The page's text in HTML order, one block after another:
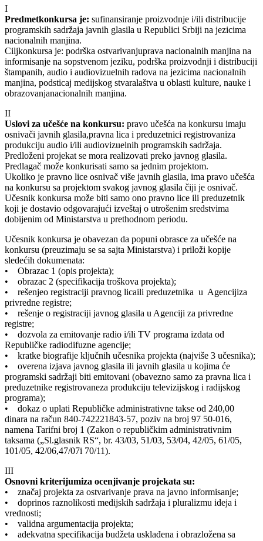
I
Predmetkonkursa je: sufinansiranje proizvodnje i/ili distribucije
programskih sadržaja javnih glasila u Republici Srbiji na jezicima
nacionalnih manjina.
Ciljkonkursa je: podrška ostvarivanjuprava nacionalnih manjina na
informisanje na sopstvenom jeziku, podrška proizvodnji i distribuciji
štampanih, audio i audiovizuelnih radova na jezicima nacionalnih
manjina, podsticaj medijskog stvaralaštva u oblasti kulture, nauke i
obrazovanjanacionalnih manjina.
II
Uslovi za učešće na konkursu: pravo učešća na konkursu imaju
osnivači javnih glasila,pravna lica i preduzetnici registrovaniza
produkciju audio i/ili audiovizuelnih programskih sadržaja.
Predloženi projekat se mora realizovati preko javnog glasila.
Predlagač može konkurisati samo sa jednim projektom.
Ukoliko je pravno lice osnivač više javnih glasila, ima pravo učešća
na konkursu sa projektom svakog javnog glasila čiji je osnivač.
Učesnik konkursa može biti samo ono pravno lice ili preduzetnik
koji je dostavio odgovarajući izveštaj o utrošenim sredstvima
dobijenim od Ministarstva u prethodnom periodu.
Učesnik konkursa je obavezan da popuni obrasce za učešće na
konkursu (preuzimaju se sa sajta Ministarstva) i priloži kopije
sledećih dokumenata:
• Obrazac 1 (opis projekta);
• obrazac 2 (specifikacija troškova projekta);
• rešenjeo registraciji pravnog licaili preduzetnika u Agencijiza
privredne registre;
• rešenje o registraciji javnog glasila u Agenciji za privredne
registre;
• dozvola za emitovanje radio i/ili TV programa izdata od
Republičke radiodifuzne agencije;
• kratke biografije ključnih učesnika projekta (najviše 3 učesnika);
• overena izjava javnog glasila ili javnih glasila u kojima će
programski sadržaji biti emitovani (obavezno samo za pravna lica i
preduzetnike registrovaneza produkciju televizijskog i radijskog
programa);
• dokaz o uplati Republičke administrativne takse od 240,00
dinara na račun 840-742221843-57, poziv na broj 97 50-016,
namena Tarifni broj 1 (Zakon o republičkim administrativnim
taksama („Sl.glasnik RS“, br. 43/03, 51/03, 53/04, 42/05, 61/05,
101/05, 42/06,47/07i 70/11).
III
Osnovni kriterijumiza ocenjivanje projekata su:
• značaj projekta za ostvarivanje prava na javno informisanje;
• doprinos raznolikosti medijskih sadržaja i pluralizmu ideja i
vrednosti;
• validna argumentacija projekta;
• adekvatna specifikacija budžeta usklađena i obrazložena sa